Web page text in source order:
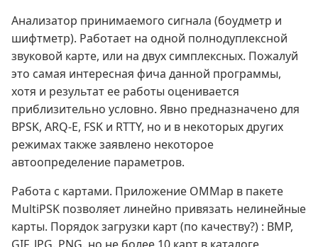
Анализатор принимаемого сигнала (боудметр и
шифтметр). Работает на одной полнодуплексной
звуковой карте, или на двух симплексных. Пожалуй
это самая интересная фича данной программы,
хотя и результат ее работы оценивается
приблизительно условно. Явно предназначено для
BPSK, ARQ-E, FSK и RTTY, но и в некоторых других
режимах также заявлено некоторое
автоопределение параметров.
Работа с картами. Приложение OMMap в пакете
MultiPSK позволяет линейно привязать нелинейные
карты. Порядок загрузки карт (по качеству?) : BMP,